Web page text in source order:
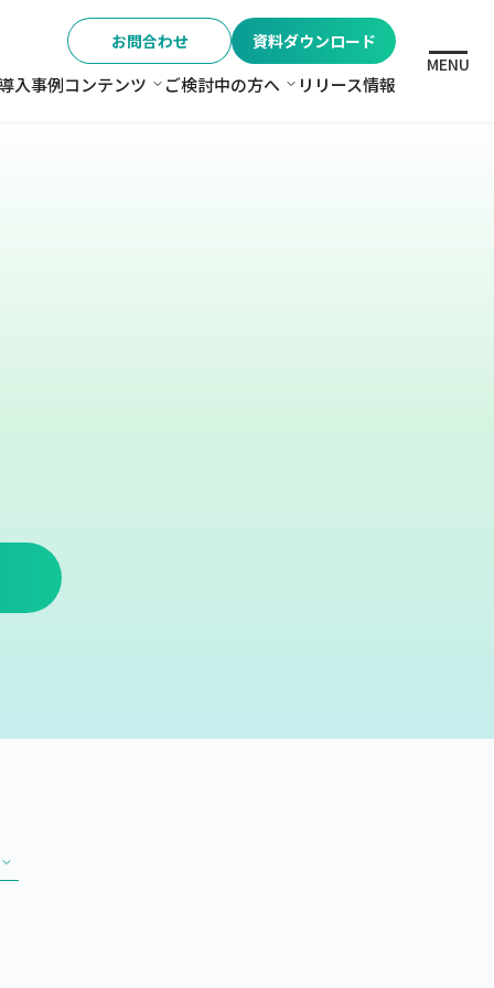
お問合わせ 資料ダウンロード
入事例コンテンツ コンテンツ
ご検討中の方へ ご検討中の方へ
リリース情報
MENU